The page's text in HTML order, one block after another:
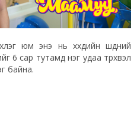
юм энэ нь хүүхдийн шүдний
6 сар тутамд нэг удаа түрхвэл
байна.